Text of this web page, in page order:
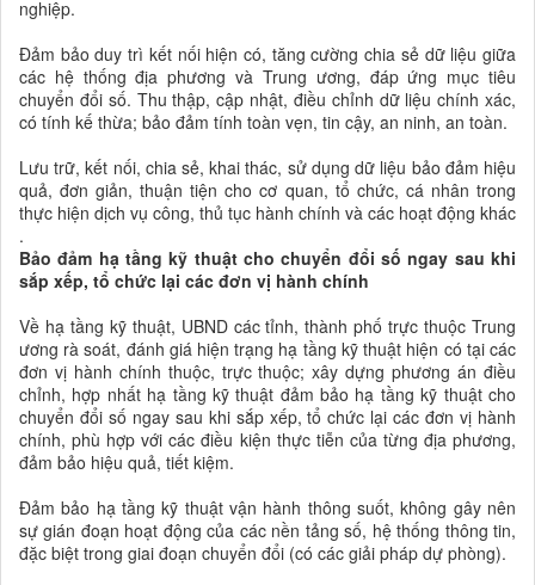
nghiệp.
Đảm bảo duy trì kết nối hiện có, tăng cường chia sẻ dữ liệu giữa
các hệ thống địa phương và Trung ương, đáp ứng mục tiêu
chuyển đổi số. Thu thập, cập nhật, điều chỉnh dữ liệu chính xác,
có tính kế thừa; bảo đảm tính toàn vẹn, tin cậy, an ninh, an toàn.
Lưu trữ, kết nối, chia sẻ, khai thác, sử dụng dữ liệu bảo đảm hiệu
quả, đơn giản, thuận tiện cho cơ quan, tổ chức, cá nhân trong
thực hiện dịch vụ công, thủ tục hành chính và các hoạt động khác
.
Bảo đảm hạ tầng kỹ thuật cho chuyển đổi số ngay sau khi
sắp xếp, tổ chức lại các đơn vị hành chính
Về hạ tầng kỹ thuật, UBND các tỉnh, thành phố trực thuộc Trung
ương rà soát, đánh giá hiện trạng hạ tầng kỹ thuật hiện có tại các
đơn vị hành chính thuộc, trực thuộc; xây dựng phương án điều
chỉnh, hợp nhất hạ tầng kỹ thuật đảm bảo hạ tầng kỹ thuật cho
chuyển đổi số ngay sau khi sắp xếp, tổ chức lại các đơn vị hành
chính, phù hợp với các điều kiện thực tiễn của từng địa phương,
đảm bảo hiệu quả, tiết kiệm.
Đảm bảo hạ tầng kỹ thuật vận hành thông suốt, không gây nên
sự gián đoạn hoạt động của các nền tảng số, hệ thống thông tin,
đặc biệt trong giai đoạn chuyển đổi (có các giải pháp dự phòng).